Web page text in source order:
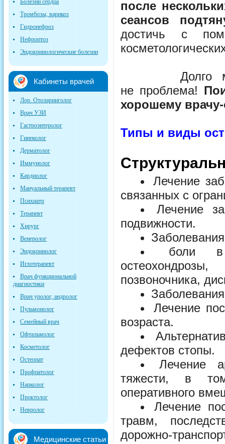
после
сеансов
достичь с
Долго
не проблема!
хорошему врачу-
Типы и виды
Лечение
связанных с
Лечение
подвижности.
боли в
позвоночника,
Лечение
возраста.
дефектов стопы.
Лечение
тяжести, в
оперативного
Лечение
травм,
дорожно-
Болезни сердца
Тромбозы, варикоз
Гидронефроз
Нефроптоз
Эндокринологические болезни
Кабинеты врачей
Лор. Отоларинголог
Врач УЗИ
Гастроэнтеролог
Гинеколог
Дерматолог
Иммунолог
Кардиолог
Мануальный терапевт
Психиатр
Терапевт
Хирург
Венеролог
Эндокринолог
Иглотерапевт
Врач функциональной
диагностики
Врач уролог, андролог
Пульмонолог
Семейный врач
Офтальмолог
Косметолог
Остеопат
Профпатолог
Нарколог
Проктолог
Невролог
Медицинские статьи